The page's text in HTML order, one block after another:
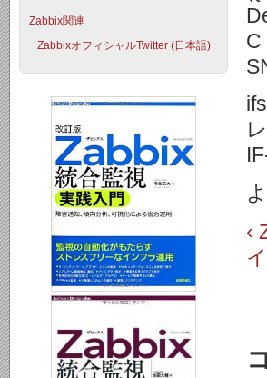
C
‹
Zabbix関連
ZabbixオフィシャルTwitter (日本語)